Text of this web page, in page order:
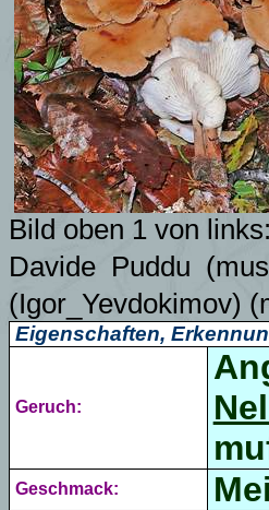
Bild oben 1 von
Davide Puddu
(Igor_Yevdokimov)
Eigenschaften,
Geruch:
Geschmack: